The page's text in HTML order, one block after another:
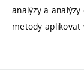
analýzy a
metody